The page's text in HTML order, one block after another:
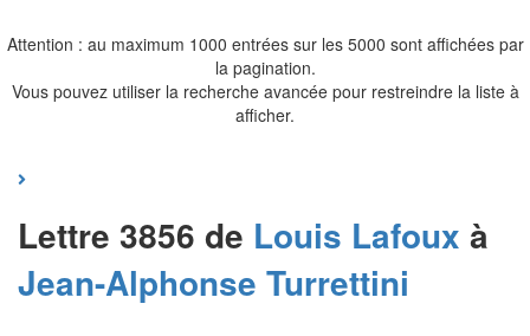
Attention : au maximum 1000 entrées sur les 5000 sont affichées par
la pagination.
Vous pouvez utiliser la recherche avancée pour restreindre la liste à
afficher.
Lettre 3856 de Louis Lafoux à
Jean-Alphonse Turrettini